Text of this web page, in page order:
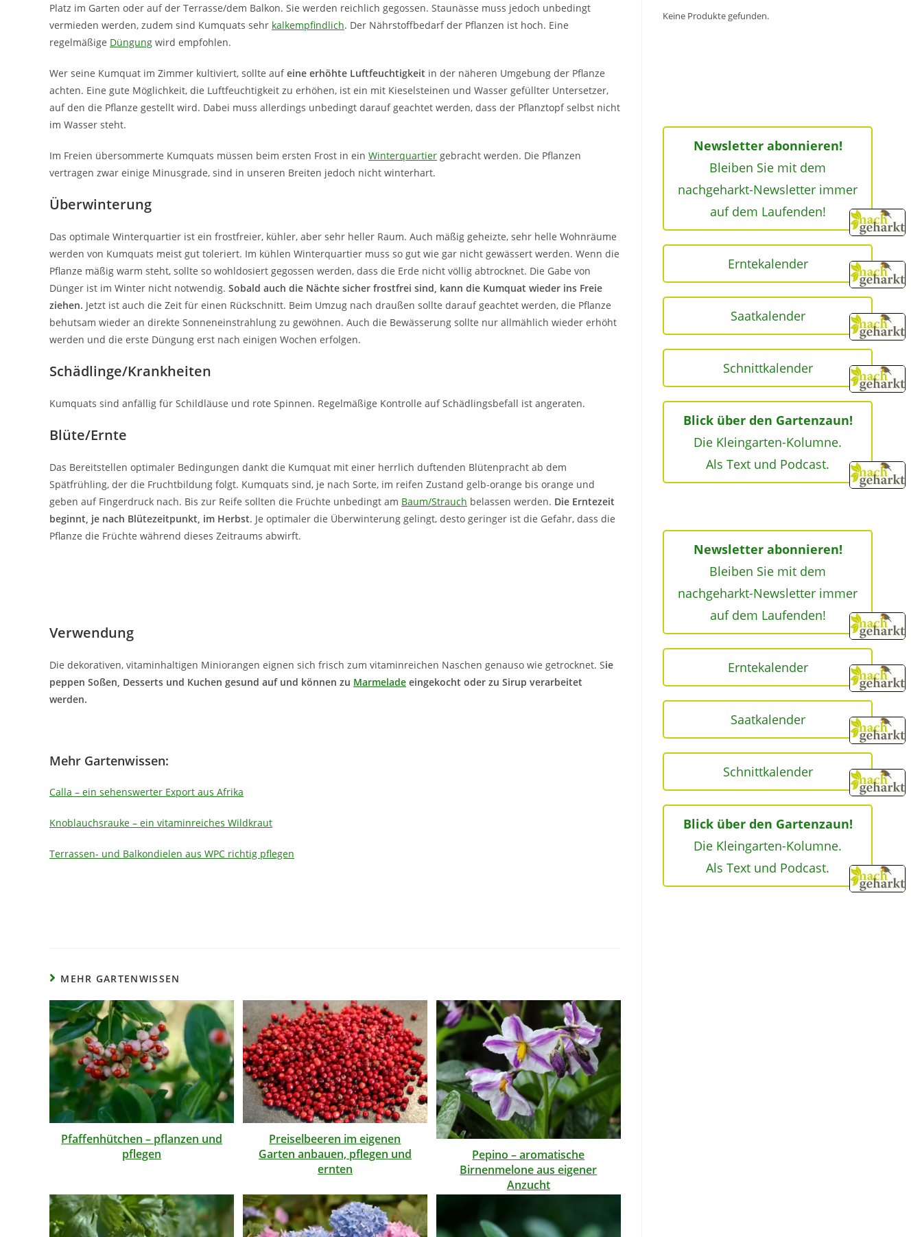
Platz im Garten oder auf der Terrasse/dem Balkon. Sie werden reichlich gegossen. Staunässe muss jedoch unbedingt
vermieden werden, zudem sind Kumquats sehr kalkempfindlich. Der Nährstoffbedarf der Pflanzen ist hoch. Eine
regelmäßige Düngung wird empfohlen.
Wer seine Kumquat im Zimmer kultiviert, sollte aufeine erhöhte Luftfeuchtigkeit in der näheren Umgebung der Pflanze
achten. Eine gute Möglichkeit, die Luftfeuchtigkeit zu erhöhen, ist ein mit Kieselsteinen und Wasser gefüllter Untersetzer,
auf den die Pflanze gestellt wird. Dabei muss allerdings unbedingt darauf geachtet werden, dass der Pflanztopf selbst nicht
im Wasser steht.
Im Freien übersommerte Kumquats müssen beim ersten Frost in ein Winterquartier gebracht werden. Die Pflanzen
vertragen zwar einige Minusgrade, sind in unseren Breiten jedoch nicht winterhart.
Überwinterung
Das optimale Winterquartier ist ein frostfreier, kühler, aber sehr heller Raum. Auch mäßig geheizte, sehr helle Wohnräume
werden von Kumquats meist gut toleriert. Im kühlen Winterquartier muss so gut wie gar nicht gewässert werden. Wenn die
Pflanze mäßig warm steht, sollte so wohldosiert gegossen werden, dass die Erde nicht völlig abtrocknet. Die Gabe von
Dünger ist im Winter nicht notwendig. Sobald auch die Nächte sicher frostfrei sind, kann die Kumquat wieder ins Freie
ziehen. Jetzt ist auch die Zeit für einen Rückschnitt. Beim Umzug nach draußen sollte darauf geachtet werden, die Pflanze
behutsam wieder an direkte Sonneneinstrahlung zu gewöhnen. Auch die Bewässerung sollte nur allmählich wieder erhöht
werden und die erste Düngung erst nach einigen Wochen erfolgen.
Schädlinge/Krankheiten
Kumquats sind anfällig für Schildläuse und rote Spinnen. Regelmäßige Kontrolle auf Schädlingsbefall ist angeraten.
Blüte/Ernte
Das Bereitstellen optimaler Bedingungen dankt die Kumquat mit einer herrlich duftenden Blütenpracht ab dem
Spätfrühling, der die Fruchtbildung folgt. Kumquats sind, je nach Sorte, im reifen Zustand gelb-orange bis orange und
geben auf Fingerdruck nach. Bis zur Reife sollten die Früchte unbedingt am Baum/Strauch belassen werden. Die Erntezeit
beginnt, je nach Blütezeitpunkt, im Herbst. Je optimaler die Überwinterung gelingt, desto geringer ist die Gefahr, dass die
Pflanze die Früchte während dieses Zeitraums abwirft.
Verwendung
Die dekorativen, vitaminhaltigen Miniorangen eignen sich frisch zum vitaminreichen Naschen genauso wie getrocknet. Sie
peppen Soßen, Desserts und Kuchen gesund auf und können zu Marmelade eingekocht oder zu Sirup verarbeitet
werden.
Mehr Gartenwissen:
Calla – ein sehenswerter Export aus Afrika
Knoblauchsrauke – ein vitaminreiches Wildkraut
Terrassen- und Balkondielen aus WPC richtig pflegen
MEHR GARTENWISSEN
Pfaffenhütchen – pflanzen und
pflegen
Preiselbeeren im eigenen
Garten anbauen, pflegen und
ernten
Pepino – aromatische
Birnenmelone aus eigener
Anzucht
Keine Produkte gefunden.
Newsletter abonnieren!
Bleiben Sie mit dem
nachgeharkt-Newsletter immer
auf dem Laufenden!
Erntekalender
Saatkalender
Schnittkalender
Blick über den Gartenzaun!
Die Kleingarten-Kolumne.
Als Text und Podcast.
Newsletter abonnieren!
Bleiben Sie mit dem
nachgeharkt-Newsletter immer
auf dem Laufenden!
Erntekalender
Saatkalender
Schnittkalender
Blick über den Gartenzaun!
Die Kleingarten-Kolumne.
Als Text und Podcast.